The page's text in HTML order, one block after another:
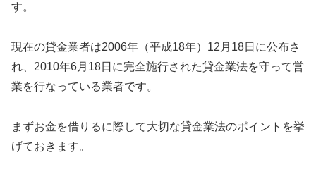
す。
現在の貸金業者は2006年（平成18年）12月18日に公布さ
れ、2010年6月18日に完全施行された貸金業法を守って営
業を行なっている業者です。
まずお金を借りるに際して大切な貸金業法のポイントを挙
げておきます。